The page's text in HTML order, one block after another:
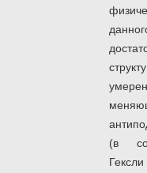
(в